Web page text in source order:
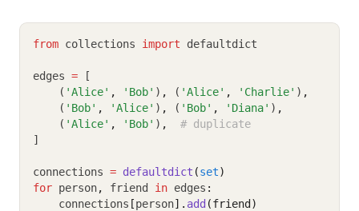
from collections import defaultdict
edges = [
    (
'Alice' , 'Bob' ) , ( 'Alice' , 'Charlie' ) ,
    (
'Bob' , 'Alice' ) , ( 'Bob' , 'Diana' ) ,
    (
'Alice' , 'Bob' ) ,
# duplicate
]
connections = defaultdict (set)
for person, friend in edges :
    connections
[person]. add (friend)